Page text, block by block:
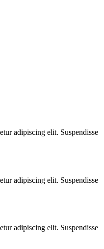
adipiscing elit. Suspendisse
adipiscing elit. Suspendisse
adipiscing elit. Suspendisse